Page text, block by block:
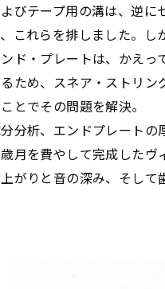
びテープ用の溝は、逆に
これらを排しました。し
ド・プレートは、かえっ
ため、スネア・ストリン
とでその問題を解決。
分析、エンドプレート
月を費やして完成したヴ
がりと音の深み、そして